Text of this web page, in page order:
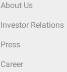
About Us
Investor Relations
Press
Career